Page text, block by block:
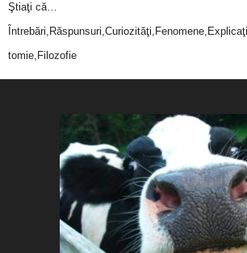
Ştiaţi că…
tomie,Filozofie